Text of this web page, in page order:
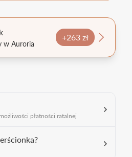
w Auroria
+263 zł
płatności ratalnej